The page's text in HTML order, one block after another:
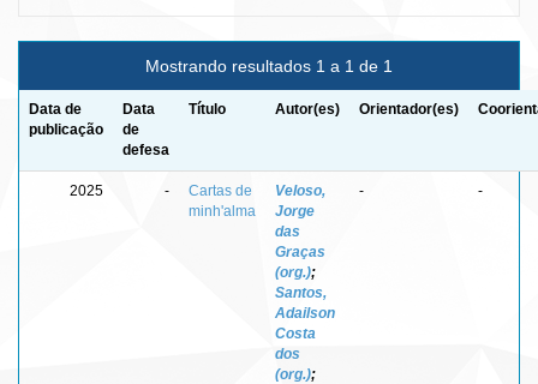
Mostrando resultados 1 a 1 de 1
Data de
publicação
Data
de
defesa
Título Autor(es) Orientador(es)
2025 -
Cartas de
minh'alma
Veloso,
Jorge
das
Graças
(org.);
Santos,
Adailson
Costa
dos
(org.);
- -